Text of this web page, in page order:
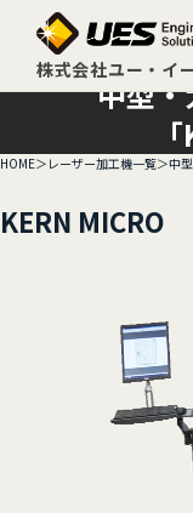
中型
HOME レーザー加工機一覧 中
KERN MICRO